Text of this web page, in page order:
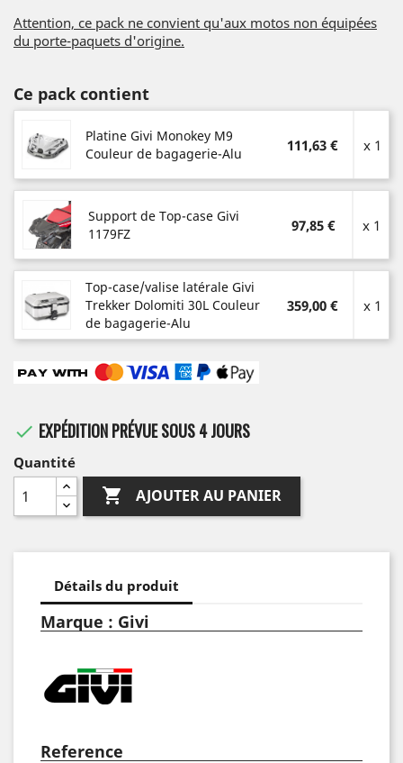
Attention, ce pack ne convient qu'aux motos non équipées
du porte-paquets d'origine.
Ce pack contient
Platine Givi Monokey M9
Couleur de bagagerie-Alu
111,63 € x 1
Support de Top-case Givi
1179FZ
97,85 € x 1
Top-case/valise latérale Givi
Trekker Dolomiti 30L Couleur
de bagagerie-Alu
359,00 € x 1
 EXPÉDITION PRÉVUE SOUS 4 JOURS
Quantité
 AJOUTER AU PANIER
Détails du produit
Marque : Givi
Reference